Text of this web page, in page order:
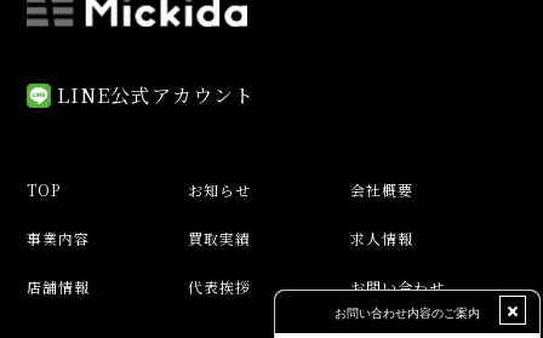
LINE公式アカウント
TOP
事業内容
店舗情報
お知らせ
買取実績
代表挨拶
会社概要
求人情報
お問い合わせ